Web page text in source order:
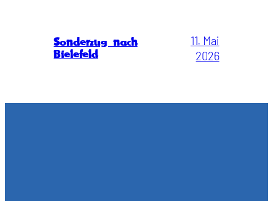
Sonderzug nach
Bielefeld
11. Mai
2026